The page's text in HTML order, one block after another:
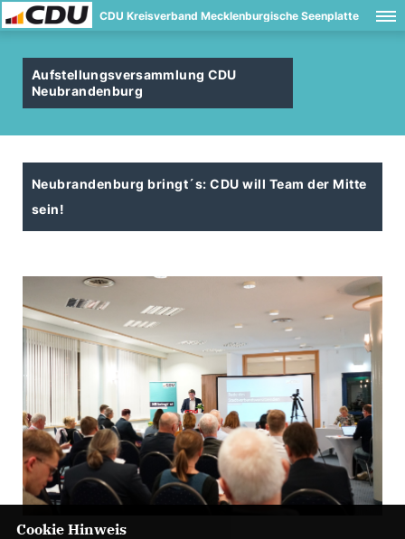
CDU Kreisverband Mecklenburgische Seenplatte
Aufstellungsversammlung CDU
Neubrandenburg
Neubrandenburg bringt´s: CDU will Team der Mitte
sein!
Cookie Hinweis